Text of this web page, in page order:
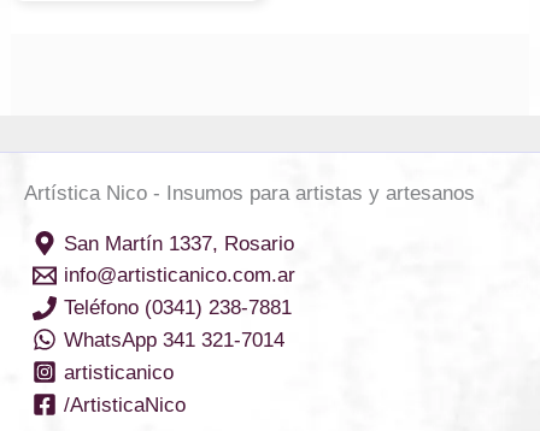
Artística Nico - Insumos para artistas y artesanos
San Martín 1337, Rosario
info@artisticanico.com.ar
Teléfono (0341) 238-7881
WhatsApp 341 321-7014
artisticanico
/ArtisticaNico